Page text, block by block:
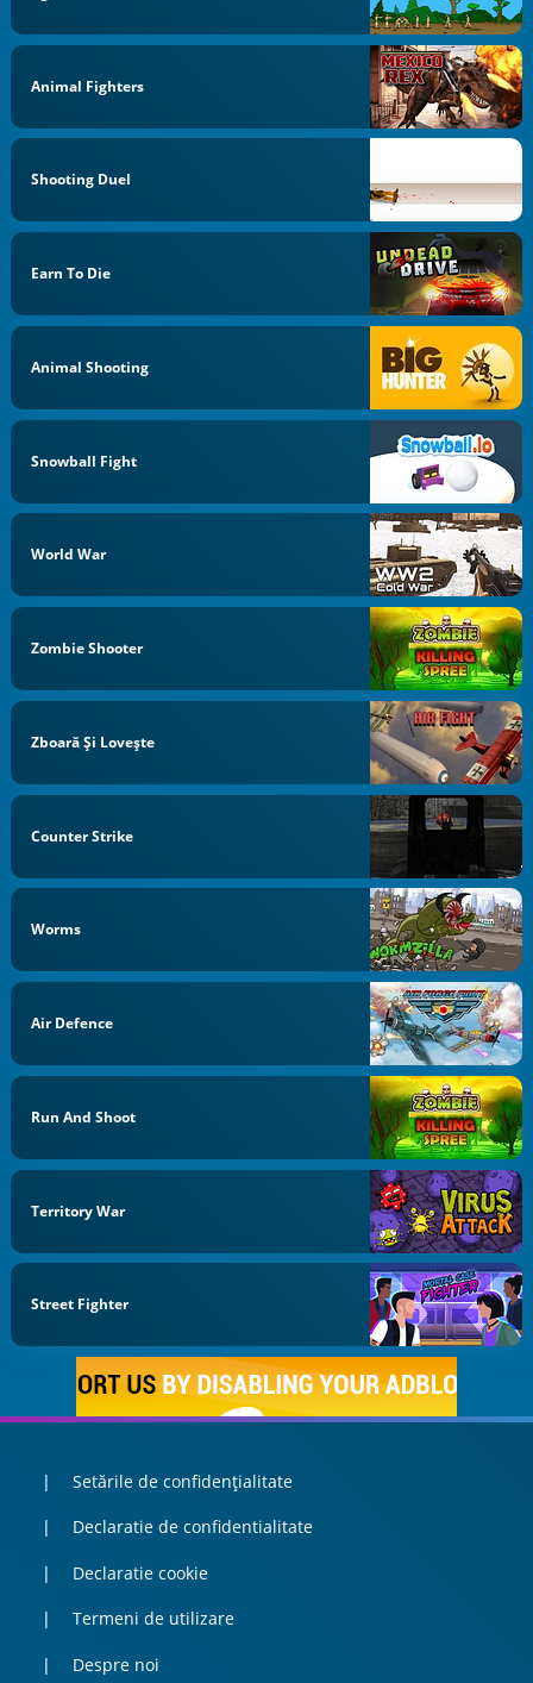
Animal Fighters
Shooting Duel
Earn To Die
Animal Shooting
Snowball Fight
World War
Zombie Shooter
Zboară Şi Loveşte
Counter Strike
Worms
Air Defence
Run And Shoot
Territory War
Street Fighter
Setările de confidențialitate
Declaratie de confidentialitate
Declaratie cookie
Termeni de utilizare
Despre noi